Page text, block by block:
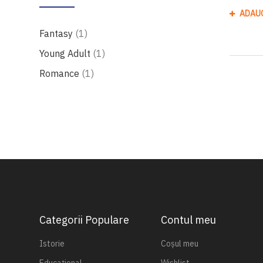
Fantasy 1produs
Young Adult 1produs
Romance 1produs
Categorii Populare
Istorie
Contul meu
Coșul meu